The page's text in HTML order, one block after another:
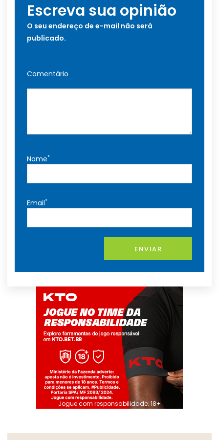
Escreva sua opinião
O seu endereço de e-mail não será
publicado.
Comentário
Nome*
Email*
ENVIAR
Jogue com responsabilidade. 18+